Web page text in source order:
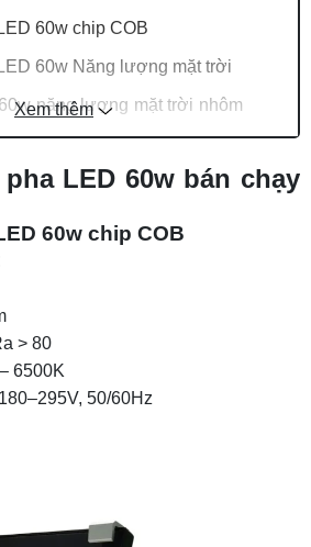
60w chip COB
60w Năng lượng mặt trời
năng lượng mặt trời nhôm
60w cho ô tô xe máy
60w chống nổ
pha LED 60w chi tiết
của đèn pha 60w
pha ngoài trời 60W
trí
Xem thêm
LED 60w bán chạy
60w chip COB
> 80
6500K
50/60Hz